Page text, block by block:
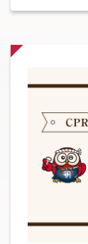
きましては